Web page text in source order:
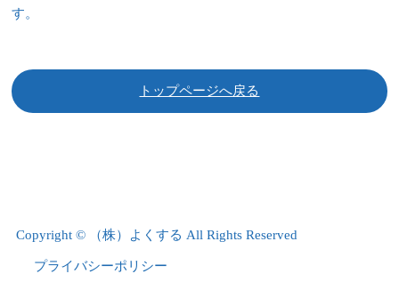
す。
トップページへ戻る
Copyright © （株）よくする All Rights Reserved
プライバシーポリシー